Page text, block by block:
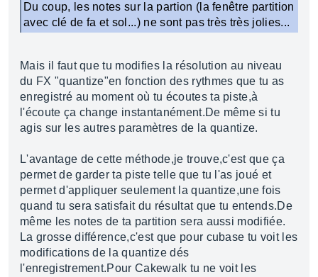
Du coup, les notes sur la partion (la fenêtre partition
avec clé de fa et sol...) ne sont pas très très jolies...
Mais il faut que tu modifies la résolution au niveau
du FX "quantize"en fonction des rythmes que tu as
enregistré au moment où tu écoutes ta piste,à
l'écoute ça change instantanément.De même si tu
agis sur les autres paramètres de la quantize.
L'avantage de cette méthode,je trouve,c'est que ça
permet de garder ta piste telle que tu l'as joué et
permet d'appliquer seulement la quantize,une fois
quand tu sera satisfait du résultat que tu entends.De
même les notes de ta partition sera aussi modifiée.
La grosse différence,c'est que pour cubase tu voit les
modifications de la quantize dés
l'enregistrement.Pour Cakewalk tu ne voit les